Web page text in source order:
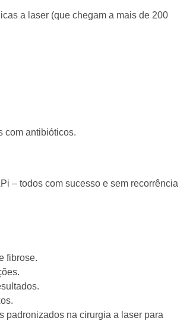
a laser (que chegam a mais de 200
com antibióticos.
– todos com sucesso e sem recorrência
fibrose.
padronizados na cirurgia a laser para